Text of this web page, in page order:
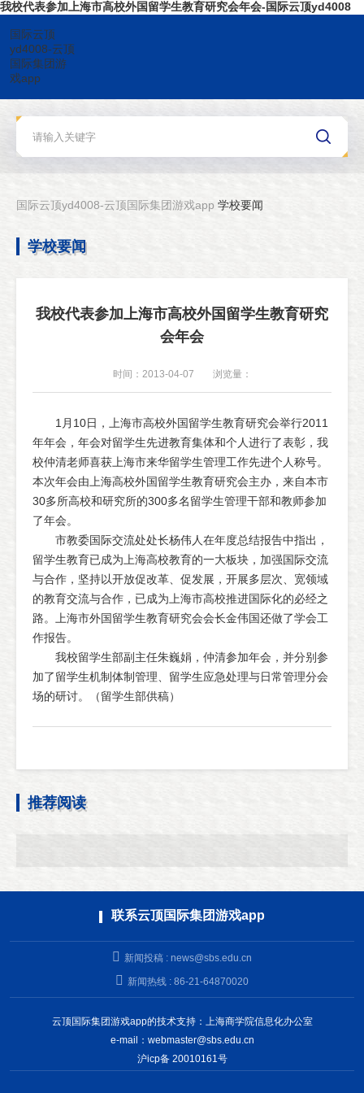
我校代表参加上海市高校外国留学生教育研究会年会-国际云顶yd4008
国际云顶
yd4008-云顶
国际集团游
戏app
国际云顶yd4008-云顶国际集团游戏app 学校要闻
学校要闻
我校代表参加上海市高校外国留学生教育研究
会年会
时间：2013-04-07 浏览量：
1月10日，上海市高校外国留学生教育研究会举行2011
年年会，年会对留学生先进教育集体和个人进行了表彰，我
校仲清老师喜获上海市来华留学生管理工作先进个人称号。
本次年会由上海高校外国留学生教育研究会主办，来自本市
30多所高校和研究所的300多名留学生管理干部和教师参加
了年会。
市教委国际交流处处长杨伟人在年度总结报告中指出，
留学生教育已成为上海高校教育的一大板块，加强国际交流
与合作，坚持以开放促改革、促发展，开展多层次、宽领域
的教育交流与合作，已成为上海市高校推进国际化的必经之
路。上海市外国留学生教育研究会会长金伟国还做了学会工
作报告。
我校留学生部副主任朱巍娟，仲清参加年会，并分别参
加了留学生机制体制管理、留学生应急处理与日常管理分会
场的研讨。（留学生部供稿）
推荐阅读
联系云顶国际集团游戏app
新闻投稿 : news@sbs.edu.cn
新闻热线 : 86-21-64870020
云顶国际集团游戏app的技术支持：上海商学院信息化办公室
e-mail： webmaster@sbs.edu.cn
沪icp备 20010161号